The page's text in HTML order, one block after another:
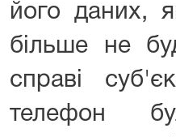
його даних,
більше не
справі
телефон